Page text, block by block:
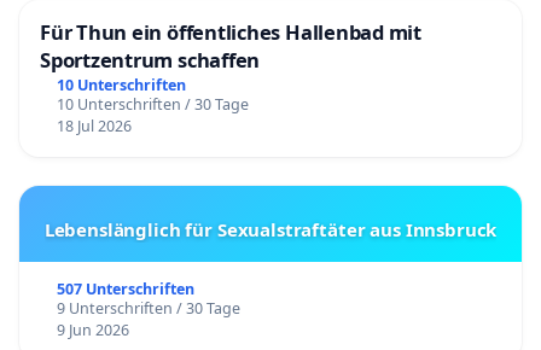
Für Thun ein öffentliches Hallenbad mit
Sportzentrum schaffen
10 Unterschriften
10 Unterschriften / 30 Tage
18 Jul 2026
Lebenslänglich für Sexualstraftäter aus Innsbruck
507 Unterschriften
9 Unterschriften / 30 Tage
9 Jun 2026